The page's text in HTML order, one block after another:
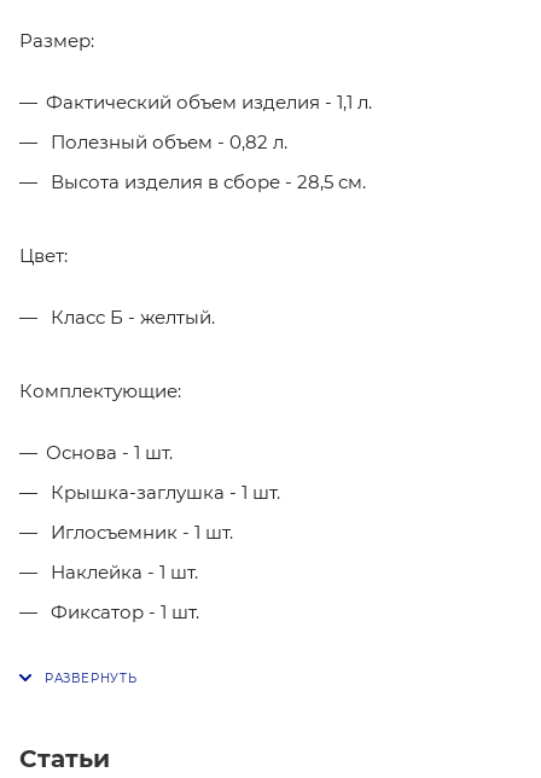
Размер:
Фактический объем изделия - 1,1 л.
Полезный объем - 0,82 л.
Высота изделия в сборе - 28,5 см.
Цвет:
Класс Б - желтый.
Комплектующие:
Основа - 1 шт.
Крышка-заглушка - 1 шт.
Иглосъемник - 1 шт.
Наклейка - 1 шт.
Фиксатор - 1 шт.
Статьи